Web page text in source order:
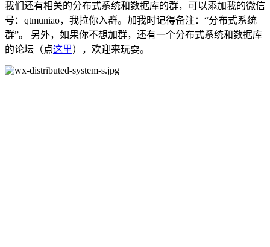
我们还有相关的分布式系统和数据库的群，可以添加我的微信
号：qtmuniao，我拉你入群。加我时记得备注：“分布式系统
群”。 另外，如果你不想加群，还有一个分布式系统和数据库
的论坛（点这里），欢迎来玩耍。